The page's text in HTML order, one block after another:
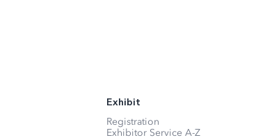
Exhibit
Registration
Exhibitor Service A-Z